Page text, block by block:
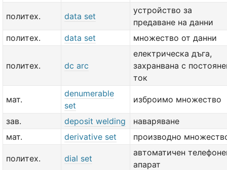
политех. data set
устройство за
предаване на данни
политех.
data set множество от данни
политех. dc arc
електрическа дъга,
захранвана с
ток
мат.
denumerable
set
изброимо множество
зав. deposit welding
наваряване
мат.
derivative set производно
политех. dial set
автоматичен
апарат